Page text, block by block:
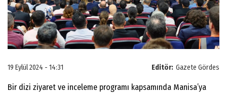
Editör: Gazete Gördes
19 Eylül 2024 - 14:31
Bir dizi ziyaret ve inceleme programı kapsamında Manisa’ya